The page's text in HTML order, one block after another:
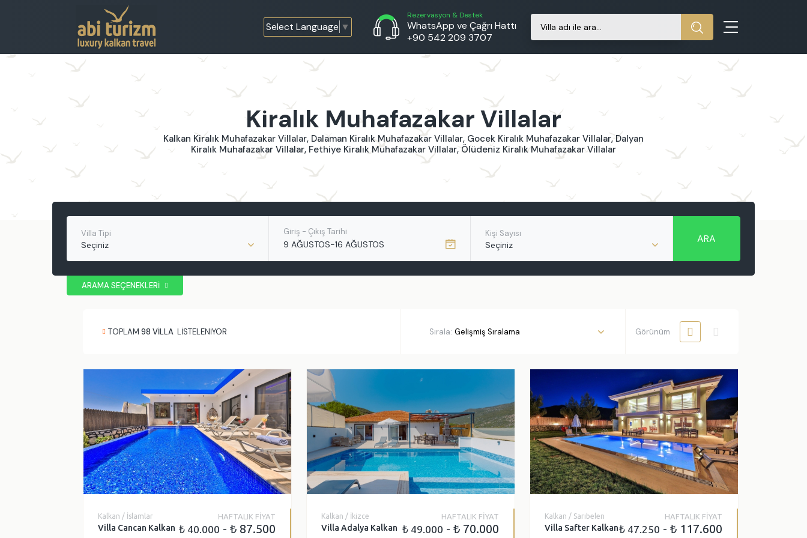
Select Language ▼
Rezervasyon & Destek
WhatsApp ve Çağrı Hattı
+90 542 209 3707
Kiralık Muhafazakar Villalar
Kalkan Kiralık Muhafazakar Villalar, Dalaman Kiralık Muhafazakar Villalar, Gocek Kiralık Muhafazakar Villalar, Dalyan
Kiralık Muhafazakar Villalar, Fethiye Kiralık Muhafazakar Villalar, Ölüdeniz Kiralık Muhafazakar Villalar
Villa Tipi
Seçiniz
Giriş - Çıkış Tarihi
9 AĞUSTOS-16 AĞUSTOS
Kişi Sayısı
Seçiniz
ARA
BÖLGE
Demre
Kemer
Muğla
Fethiye
Ölüdeniz
Dalaman
Dalyan
Denize Yakın
Geniş Aileye Uygun
ARAMA SEÇENEKLERİ
TOPLAM 98 VİLLA LİSTELENİYOR Sırala: Görünüm
Kalkan / İslamlar
Villa Cancan Kalkan
HAFTALIK FİYAT
₺ 40.000 - ₺ 87.500
Kalkan / İkizce
Villa Adalya Kalkan
HAFTALIK FİYAT
₺ 49.000 - ₺ 70.000
Kalkan / Sarıbelen
Villa Safter Kalkan
HAFTALIK FİYAT
₺ 47.250 - ₺ 117.600